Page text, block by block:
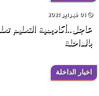
عاجل..أكاديمية التعليم
بالداخلة
اخبار الداخلة